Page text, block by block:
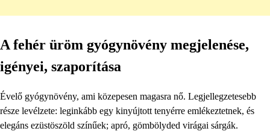
A fehér üröm gyógynövény megjelenése,
igényei, szaporítása
Évelő gyógynövény, ami közepesen magasra nő. Legjellegzetesebb
része levélzete: leginkább egy kinyújtott tenyérre emlékeztetnek, és
elegáns ezüstöszöld színűek; apró, gömbölyded virágai sárgák.